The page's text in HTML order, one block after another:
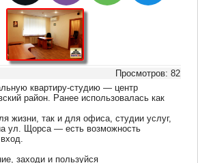
Просмотров: 82
квартиру-студию — центр
район. Ранее использовалась как
жизни, так и для офиса, студии услуг,
ул. Щорса — есть возможность
заходи и пользуйся